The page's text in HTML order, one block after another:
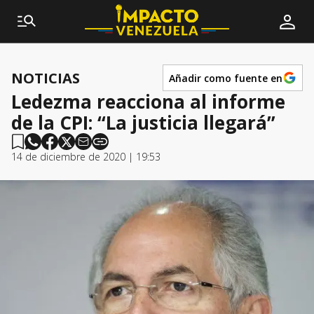
NOTICIAS Añadir como fuente en
Ledezma reacciona al informe
de la CPI: “La justicia llegará”
14 de diciembre de 2020 | 19:53